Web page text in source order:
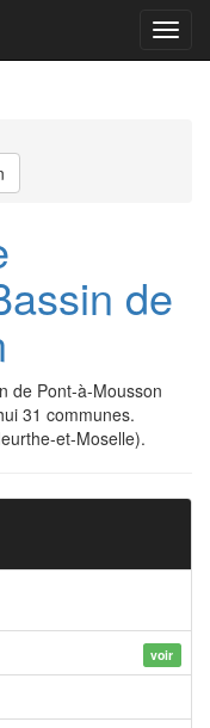
Menu
de
de Pont-à-Mousson
31 communes.
et-Moselle).
voir